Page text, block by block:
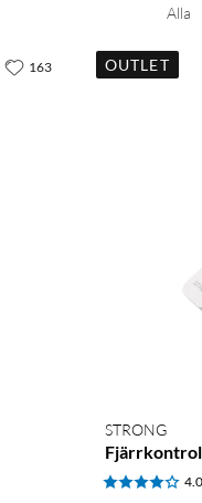
Alla
163 OUTLET
STRONG
4.0